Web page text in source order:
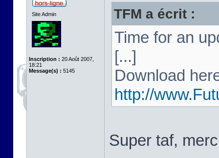
Site Admin
Inscription : 20 Août 2007,
18:21
Message(s) : 5145
TFM a écrit :
Time for an
[...]
Download
http://
Super taf,